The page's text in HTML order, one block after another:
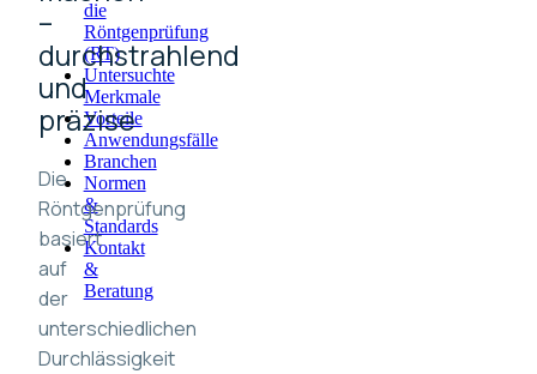
die
Röntgenprüfung
(RT)
Untersuchte
Merkmale
Vorteile
Anwendungsfälle
Branchen
Normen
&
Standards
Kontakt
&
Beratung
–
durchstrahlend
und
präzise
Die
Röntgenprüfung
basiert
auf
der
unterschiedlichen
Durchlässigkeit